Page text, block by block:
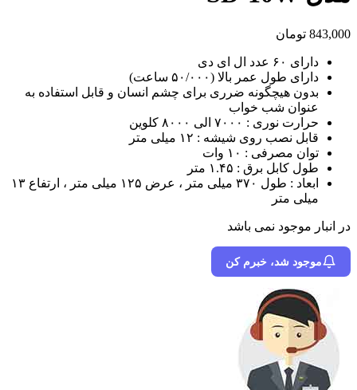
843,000 تومان
دارای ۶۰ عدد ال ای دی
دارای طول عمر بالا (۵۰/۰۰۰ ساعت)
بدون هیچگونه ضرری برای چشم انسان و قابل استفاده به
عنوان شب خواب
حرارت نوری : ۷۰۰۰ الی ۸۰۰۰ کلوین
قابل نصب روی شیشه : ۱۲ میلی متر
توان مصرفی : ۱۰ وات
طول کابل برق : ۱.۴۵ متر
ابعاد : طول ۳۷۰ میلی متر ، عرض ۱۲۵ میلی متر ، ارتفاع ۱۳
میلی متر
در انبار موجود نمی باشد
موجود شد، خبرم کن